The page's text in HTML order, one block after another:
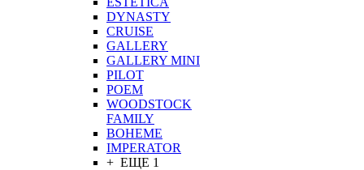
DYNASTY
CRUISE
GALLERY
GALLERY MINI
PILOT
POEM
WOODSTOCK
FAMILY
BOHEME
IMPERATOR
+ ЕЩЕ 1